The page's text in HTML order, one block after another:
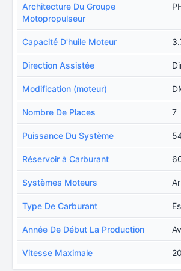
Architecture Du Groupe
Motopropulseur
Capacité D'huile Moteur
Direction Assistée
Modification (moteur)
Nombre De Places 7
Puissance Du Système
Réservoir à Carburant
Systèmes Moteurs
Type De Carburant
Année De Début La Production
Vitesse Maximale